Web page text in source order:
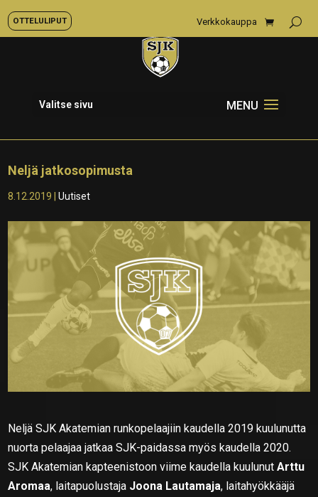
OTTELULIPUT Verkkokauppa
Valitse sivu
Neljä jatkosopimusta
8.12.2019 |Uutiset
Neljä SJK Akatemian runkopelaajiin kaudella 2019 kuulunutta
nuorta pelaajaa jatkaa SJK-paidassa myös kaudella 2020.
SJK Akatemian kapteenistoon viime kaudella kuulunutArttu
Aromaa, laitapuolustaja Joona Lautamaja, laitahyökkääjä